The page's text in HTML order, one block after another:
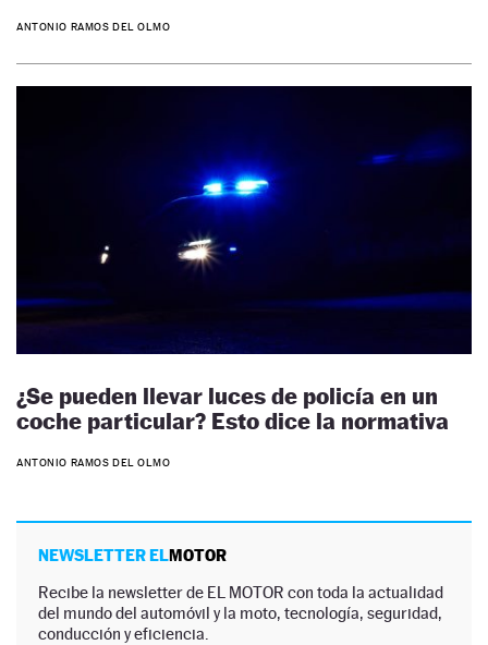
ANTONIO RAMOS DEL OLMO
¿Se pueden llevar luces de policía en un
coche particular? Esto dice la normativa
ANTONIO RAMOS DEL OLMO
NEWSLETTER ELMOTOR
Recibe la newsletter de EL MOTOR con toda la actualidad
del mundo del automóvil y la moto, tecnología, seguridad,
conducción y eficiencia.